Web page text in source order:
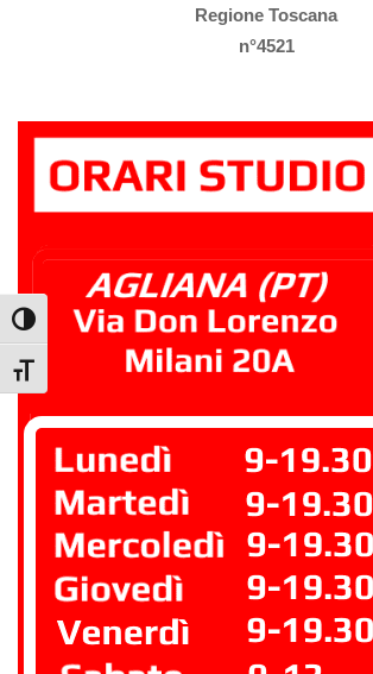
Attiva/disattiva alto contrasto
Attiva/disattiva dimensione testo
Regione Toscana
n°4521